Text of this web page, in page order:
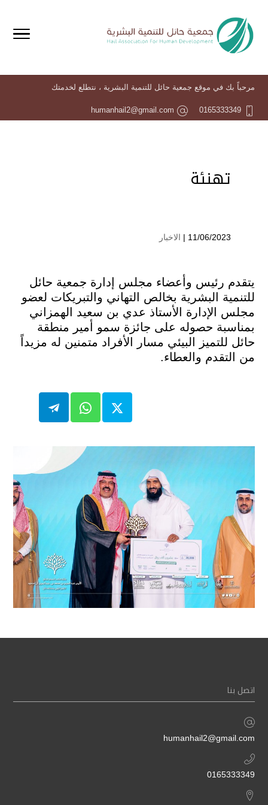
مرحباً بك في موقع جمعية حائل للتنمية البشرية ، نتطلع لخدمتك
0165333349
humanhail2@gmail.com
تهنئة
11/06/2023 | الاخبار
يتقدم رئيس وأعضاء مجلس إدارة جمعية حائل
للتنمية البشرية بخالص التهاني والتبريكات لعضو
مجلس الإدارة الأستاذ عدي بن سعيد الهمزاني
بمناسبة حصوله على جائزة سمو أمير منطقة
حائل للتميز البيئي مسار الأفراد متمنين له مزيداً
من التقدم والعطاء.
اتصل بنا
humanhail2@gmail.com
0165333349